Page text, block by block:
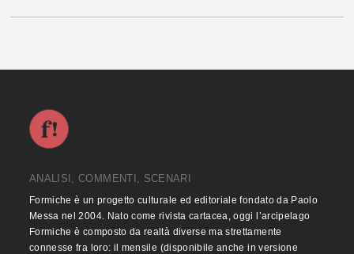
ANALISI, COMMENTI, SCENARI
Formiche è un progetto culturale ed editoriale fondato da Paolo
Messa nel 2004. Nato come rivista cartacea, oggi l’arcipelago
Formiche è composto da realtà diverse ma strettamente
connesse fra loro: il mensile (disponibile anche in versione